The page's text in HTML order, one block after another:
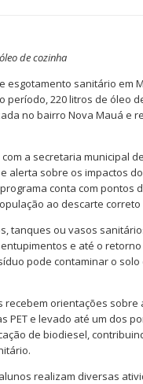
de cozinha
esgotamento sanitário em
período, 220 litros de óleo
no bairro Nova Mauá
a secretaria municipal
alerta sobre os impactos
conta com pontos
ao descarte
tanques ou vasos
e até o
pode contaminar o solo
orientações
e levado até um dos
de biodiesel,
realizam diversas